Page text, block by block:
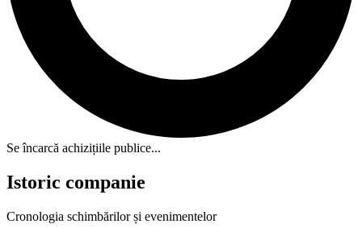
Se încarcă achizițiile publice...
Istoric companie
Cronologia schimbărilor și evenimentelor